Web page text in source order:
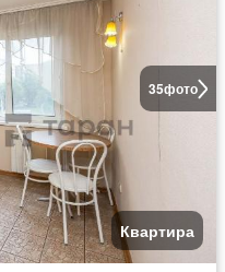
35фото
Квартира